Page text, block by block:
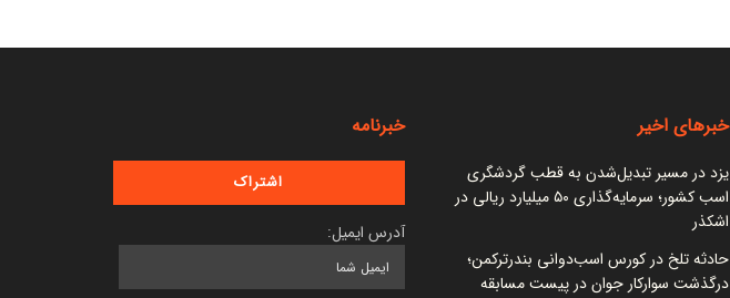
خبرهای اخیر
یزد در مسیر تبدیل‌شدن به قطب گردشگری
اسب کشور؛ سرمایه‌گذاری ۵۰ میلیارد ریالی در
اشکذر
حادثه تلخ در کورس اسب‌دوانی بندرترکمن؛
درگذشت سوارکار جوان در پیست مسابقه
خبرنامه
آدرس ایمیل: